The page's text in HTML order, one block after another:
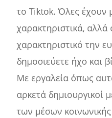
το Tiktok. Όλες έχουν
χαρακτηριστικά, αλλά
χαρακτηριστικό την
δημοσιεύετε ήχο και
Με εργαλεία όπως
αρκετά δημιουργικοί
των μέσων